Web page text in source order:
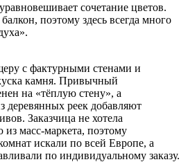
сочетание цветов.
поэтому здесь всегда много
с фактурными стенами и
камня. Привычный
на «тёплую стену», а
деревянных реек добавляют
Заказчица не хотела
масс-маркета, поэтому
искали по всей Европе, а
по индивидуальному заказу.